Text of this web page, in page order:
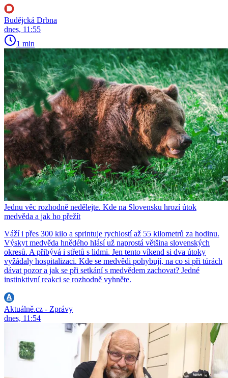
Budějcká Drbna
dnes, 11:55
1 min
Jednu věc rozhodně nedělejte. Kde na Slovensku hrozí útok
medvěda a jak ho přežít
Váží i přes 300 kilo a sprintuje rychlostí až 55 kilometrů za hodinu.
Výskyt medvěda hnědého hlásí už naprostá většina slovenských
okresů. A přibývá i střetů s lidmi. Jen tento víkend si dva útoky
vyžádaly hospitalizaci. Kde se medvědi pohybují, na co si při túrách
dávat pozor a jak se při setkání s medvědem zachovat? Jedné
instinktivní reakci se rozhodně vyhněte.
Aktuálně.cz - Zprávy
dnes, 11:54